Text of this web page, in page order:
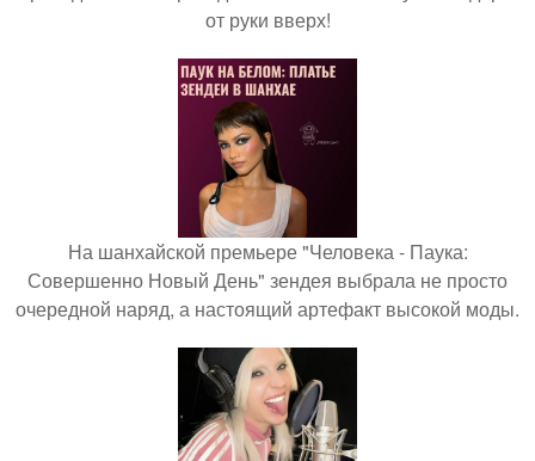
от руки вверх!
На шанхайской премьере "Человека - Паука:
Совершенно Новый День" зендея выбрала не просто
очередной наряд, а настоящий артефакт высокой моды.